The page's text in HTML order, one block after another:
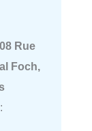
Rue
Foch,